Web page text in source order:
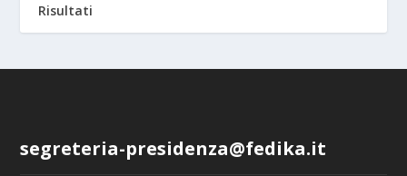
Risultati
segreteria-presidenza@fedika.it